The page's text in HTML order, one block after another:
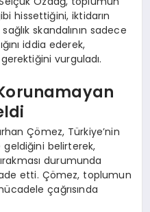
hissettiğini, iktidarın
skandalının sadece
iddia ederek,
vurguladı.
Çömez, Türkiye’nin
belirterek,
durumunda
etti. Çömez, toplumun
çağrısında